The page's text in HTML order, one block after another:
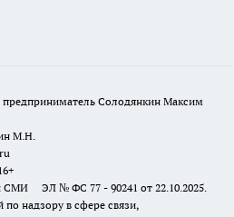
Солодянкин Максим
М.Н.
СМИ ЭЛ № ФС 77 - 90241 от 22.10.2025.
надзору в сфере связи,